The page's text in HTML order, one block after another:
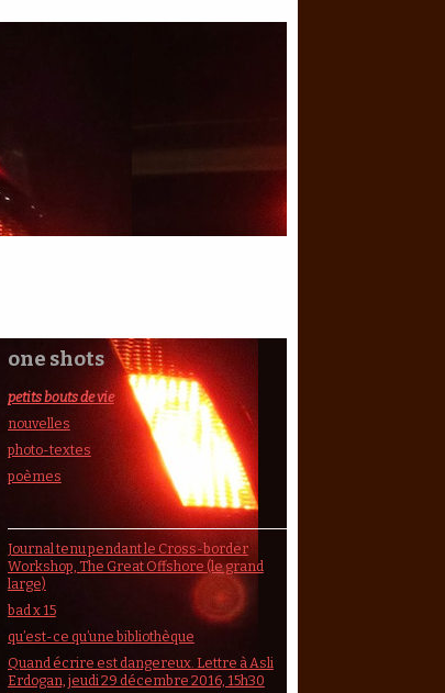
one shots
petits bouts de vie
nouvelles
photo-textes
poèmes
Journal tenu pendant le Cross-border
Workshop, The Great Offshore (le grand
large)
bad x 15
qu’est-ce qu’une bibliothèque
Quand écrire est dangereux. Lettre à Asli
Erdogan, jeudi 29 décembre 2016, 15h30